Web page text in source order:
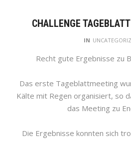
CHALLENGE
IN
Recht gute Ergebnisse zu
Das erste Tageblattmeeting
Kälte mit Regen organisiert, so
das Meeting zu
Die Ergebnisse konnten sich